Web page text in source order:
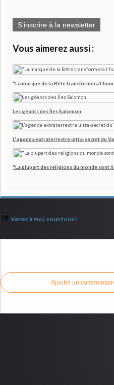
S'inscrire à la newsletter
Vous aimerez aussi :
"La marque de la Bête transformera
Les géants des Îles Salomon
L'agenda extraterrestre ultra-secret du
"La plupart des religions du monde sont
Venez à moi, vous tous !
Ajouter un